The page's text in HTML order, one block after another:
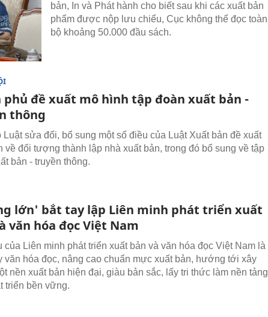
bản, In và Phát hành cho biết sau khi các xuất bản
phẩm được nộp lưu chiểu, Cục không thể đọc toàn
bộ khoảng 50.000 đầu sách.
phủ đề xuất mô hình tập đoàn xuất bản -
thông
Luật sửa đổi, bổ sung một số điều của Luật Xuất bản đề xuất
về đối tượng thành lập nhà xuất bản, trong đó bổ sung về tập
bản - truyền thông.
lớn' bắt tay lập Liên minh phát triển xuất
văn hóa đọc Việt Nam
của Liên minh phát triển xuất bản và văn hóa đọc Việt Nam là
văn hóa đọc, nâng cao chuẩn mực xuất bản, hướng tới xây
nền xuất bản hiện đại, giàu bản sắc, lấy tri thức làm nền tảng
triển bền vững.